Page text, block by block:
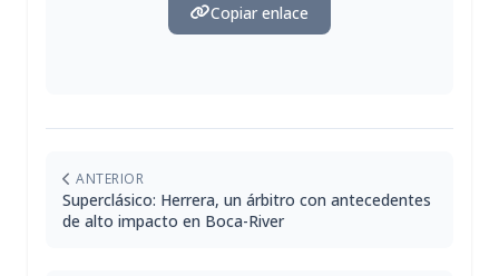
Copiar enlace
ANTERIOR
Superclásico: Herrera, un árbitro con antecedentes
de alto impacto en Boca-River